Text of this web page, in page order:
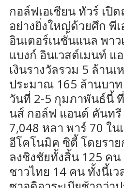
กอล์ฟเอเชียน ทัวร์ เปิ
อย่างยิ่งใหญ่ด้วยศึก พี
อินเตอร์เนชั่นแนล พา
แบงก์ อินเวสต์เมนท์ แ
เงินรางวัลรวม 5 ล้าน
ประมาณ 165 ล้านบา
วันที่ 2-5 กุมภาพันธ์นี้
นส์ กอล์ฟ แอนด์ คันทรี
7,048 หลา พาร์ 70 ใ
อีโคโนมิค ซิตี้ โดยรา
ลงชิงชัยทั้งสิ้น 125 ค
ชาวไทย 14 คน ทั้งนี้เว